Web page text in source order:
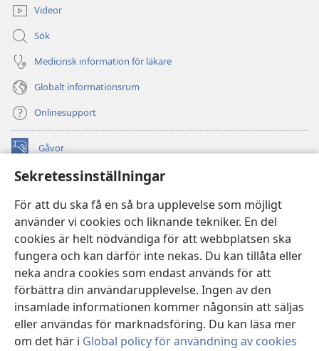
Sekretessinställningar
För att du ska få en så bra upplevelse som möjligt
använder vi cookies och liknande tekniker. En del
cookies är helt nödvändiga för att webbplatsen ska
fungera och kan därför inte nekas. Du kan tillåta eller
neka andra cookies som endast används för att
förbättra din användarupplevelse. Ingen av den
insamlade informationen kommer någonsin att säljas
eller användas för marknadsföring. Du kan läsa mer
om det här i Global policy för användning av cookies
Videor
Sök
Medicinsk information för läkare
Globalt informationsrum
Onlinesupport
Gåvor
(öppnar
fönster) Watchtower ONLINE LIBRARY™
nytt
fönster)JW Hub ®
(öppnar
nytt
fönster)JW Library
Watchtower Library